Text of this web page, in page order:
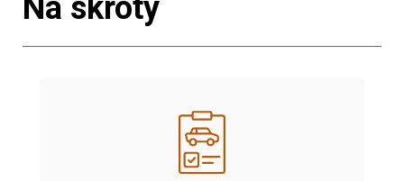
Na skróty